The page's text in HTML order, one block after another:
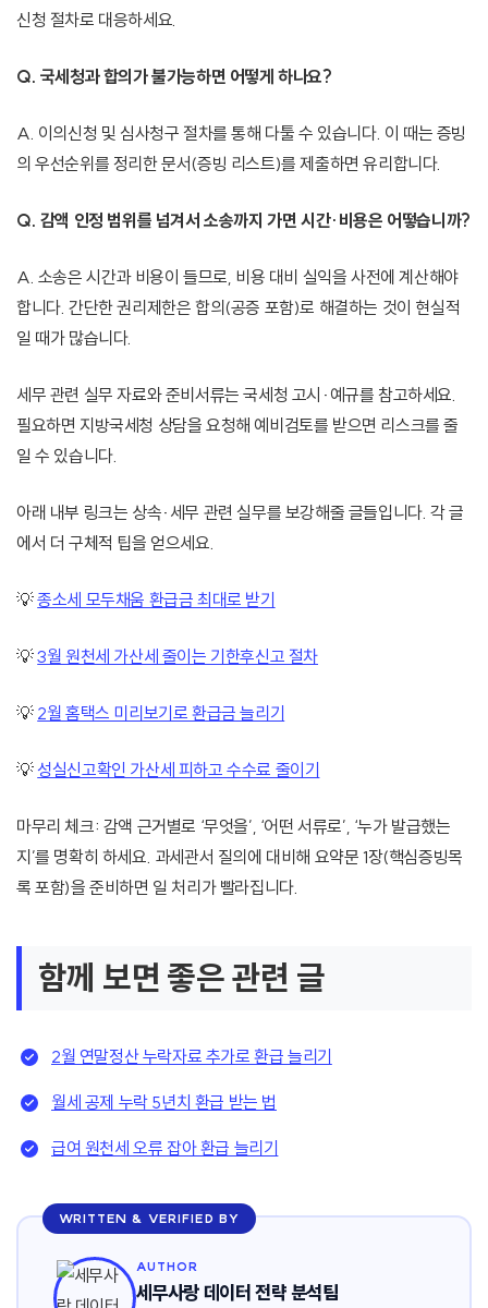
신청 절차로 대응하세요.
Q. 국세청과 합의가 불가능하면 어떻게 하나요?
A. 이의신청 및 심사청구 절차를 통해 다툴 수 있습니다. 이 때는 증빙
의 우선순위를 정리한 문서(증빙 리스트)를 제출하면 유리합니다.
Q. 감액 인정 범위를 넘겨서 소송까지 가면 시간·비용은 어떻습니까?
A. 소송은 시간과 비용이 들므로, 비용 대비 실익을 사전에 계산해야
합니다. 간단한 권리제한은 합의(공증 포함)로 해결하는 것이 현실적
일 때가 많습니다.
세무 관련 실무 자료와 준비서류는 국세청 고시·예규를 참고하세요.
필요하면 지방국세청 상담을 요청해 예비검토를 받으면 리스크를 줄
일 수 있습니다.
아래 내부 링크는 상속·세무 관련 실무를 보강해줄 글들입니다. 각 글
에서 더 구체적 팁을 얻으세요.
💡종소세 모두채움 환급금 최대로 받기
💡3월 원천세 가산세 줄이는 기한후신고 절차
💡 2월 홈택스 미리보기로 환급금 늘리기
💡성실신고확인 가산세 피하고 수수료 줄이기
마무리 체크: 감액 근거별로 ‘무엇을’, ‘어떤 서류로’, ‘누가 발급했는
지’를 명확히 하세요. 과세관서 질의에 대비해 요약문 1장(핵심증빙목
록 포함)을 준비하면 일 처리가 빨라집니다.
함께 보면 좋은 관련 글
2월 연말정산 누락자료 추가로 환급 늘리기
월세 공제 누락 5년치 환급 받는 법
급여 원천세 오류 잡아 환급 늘리기
WRITTEN & VERIFIED BY
AUTHOR
세무사랑 데이터 전략 분석팀